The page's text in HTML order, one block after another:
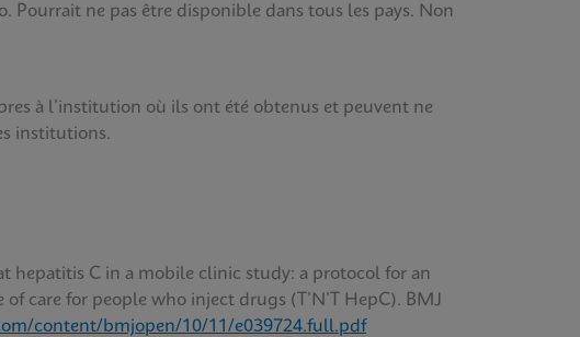
Pourrait ne pas être disponible dans tous les pays. Non
à l’institution où ils ont été obtenus et peuvent ne
institutions.
hepatitis C in a mobile clinic study: a protocol for an
care for people who inject drugs (T’N’T HepC). BMJ
content/bmjopen/10/11/e039724.full.pdf